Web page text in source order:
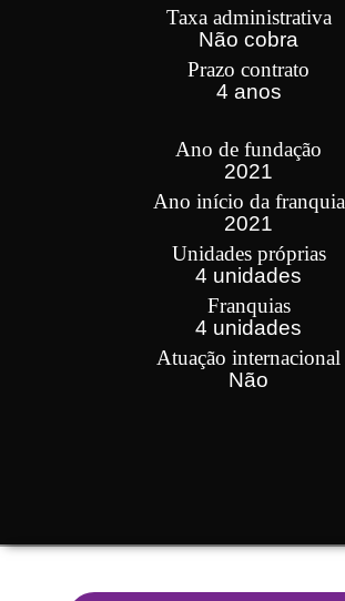
Taxa administrativa
Não cobra
Prazo contrato
4 anos
Ano de fundação
2021
Ano início da franquia
2021
Unidades próprias
4 unidades
Franquias
4 unidades
Atuação internacional
Não